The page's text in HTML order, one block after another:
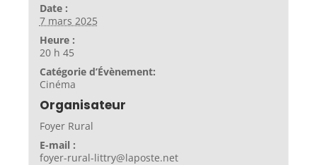
Date :
7 mars 2025
Heure :
20 h 45
Catégorie d’Évènement:
Cinéma
Organisateur
Foyer Rural
E-mail :
foyer-rural-littry@laposte.net